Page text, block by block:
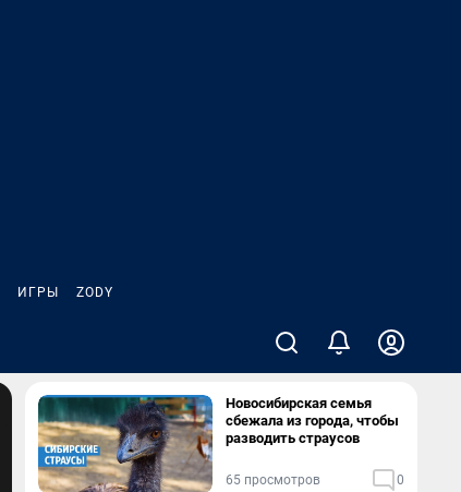
ИГРЫ ZODY
Новосибирская семья
сбежала из города, чтобы
разводить страусов
65 просмотров 0